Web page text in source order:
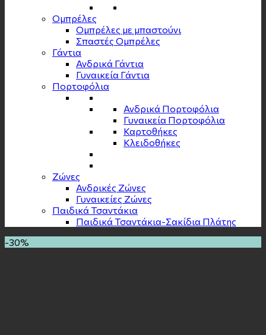
Ομπρέλες
Ομπρέλες με μπαστούνι
Σπαστές Ομπρέλες
Γάντια
Ανδρικά Γάντια
Γυναικεία Γάντια
Πορτοφόλια
Ανδρικά Πορτοφόλια
Γυναικεία Πορτοφόλια
Καρτοθήκες
Κλειδοθήκες
Zώνες
Ανδρικές Ζώνες
Γυναικείες Ζώνες
Παιδικά Τσαντάκια
Παιδικά Τσαντάκια-Σακίδια Πλάτης
-30%